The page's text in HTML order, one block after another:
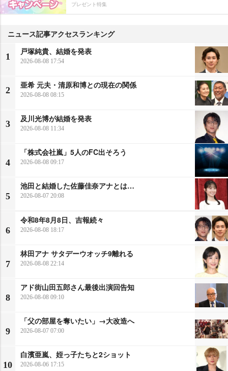
プレゼント特集
ニュース記事アクセスランキング
1
戸塚純貴、結婚を発表
2026-08-08 17:54
2
亜希 元夫・清原和博との現在の関係
2026-08-08 08:15
3
及川光博が結婚を発表
2026-08-08 11:34
4
「株式会社嵐」5人のFC出そろう
2026-08-08 09:17
5
池田と結婚した佐藤佳奈アナとは…
2026-08-07 20:08
6
令和8年8月8日、吉報続々
2026-08-08 18:17
7
林田アナ サタデーウオッチ9離れる
2026-08-08 22:14
8
アド街山田五郎さん最後出演回告知
2026-08-08 09:10
9
「父の部屋を奪いたい」→大改造へ
2026-08-07 07:00
10
白濱亜嵐、姪っ子たちと2ショット
2026-08-06 17:15